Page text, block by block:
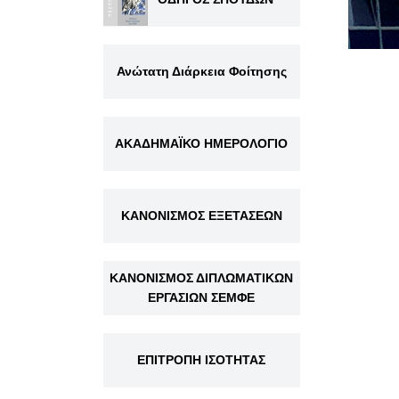
Ανώτατη Διάρκεια Φοίτησης
ΑΚΑΔΗΜΑΪΚΟ ΗΜΕΡΟΛΟΓΙΟ
ΚΑΝΟΝΙΣΜΟΣ ΕΞΕΤΑΣΕΩΝ
ΚΑΝΟΝΙΣΜΟΣ ΔΙΠΛΩΜΑΤΙΚΩΝ
ΕΡΓΑΣΙΩΝ ΣΕΜΦΕ
ΕΠΙΤΡΟΠΗ ΙΣΟΤΗΤΑΣ